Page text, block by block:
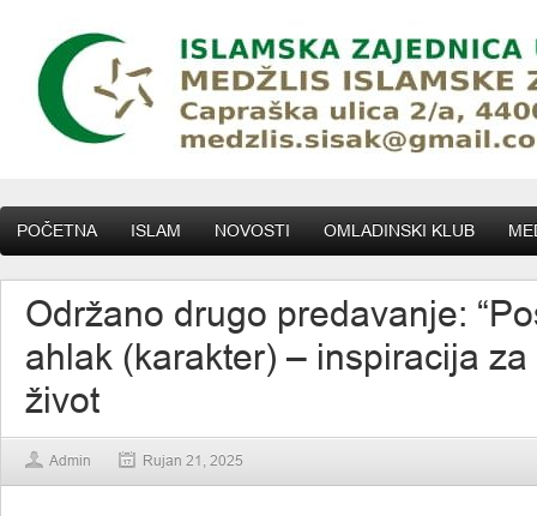
POČETNA ISLAM NOVOSTI OMLADINSKI KLUB
Održano drugo predavanje:
ahlak (karakter) – inspiracija
život
Admin Rujan 21, 2025